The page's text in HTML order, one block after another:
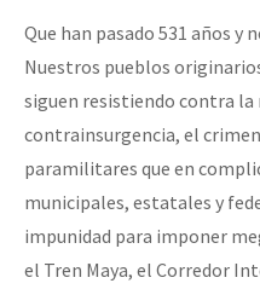
Que han pasado 531 años y
Nuestros pueblos
siguen resistiendo contra
contrainsurgencia, el
paramilitares que en
municipales, estatales y
impunidad para imponer
el Tren Maya, el Corredor